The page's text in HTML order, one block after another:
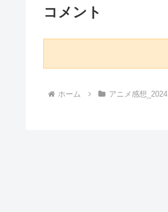
コメント
ホーム アニメ感想_2024